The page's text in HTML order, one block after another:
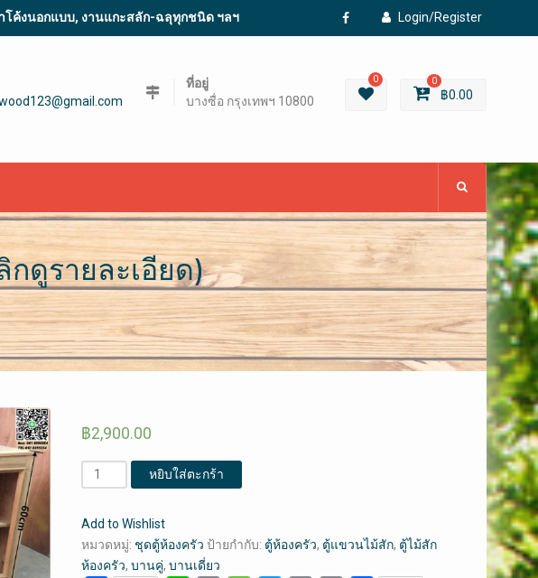
โค้งนอกแบบ, งานแกะสลัก-ฉลุทุกชนิด ฯลฯ
Login/Register
Facebook
ที่อยู่
บางซื่อ กรุงเทพฯ 10800
0 0
฿0.00
ดูรายละเอียด)
฿2,900.00
จำนวน
ตู้
ไม้
สัก
:
หยิบใส่ตะกร้า
Add to Wishlist
หมวดหมู่: ชุดตู้ห้องครัว ป้ายกำกับ: ตู้ห้องครัว, ตู้แขวนไม้สัก, ตู้ไม้สัก
ห้องครัว, บานคู่, บานเดี่ยว